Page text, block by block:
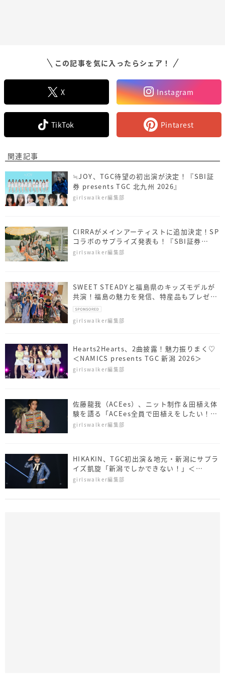
この記事を気に入ったらシェア！
X Instagram
TikTok Pintarest
関連記事
≒JOY、TGC待望の初出演が決定！『SBI証
券 presents TGC 北九州 2026』
girlswalker編集部
CIRRAがメインアーティストに追加決定！SP
コラボのサプライズ発表も！『SBI証券
presents TGC 北九州 2026』
girlswalker編集部
SWEET STEADYと福島県のキッズモデルが
共演！福島の魅力を発信、特産品もプレゼン
ト
girlswalker編集部
Hearts2Hearts、2曲披露！魅力振りまく♡
＜NAMICS presents TGC 新潟 2026＞
girlswalker編集部
佐藤⿓我（ACEes）、ニット制作＆田植え体
験を語る「ACEes全員で田植えをしたい！」
＜NAMICS presents TGC 新潟 2026＞
girlswalker編集部
HIKAKIN、TGC初出演＆地元・新潟にサプラ
イズ凱旋「新潟でしかできない！」＜
NAMICS presents TGC 新潟 2026＞
girlswalker編集部